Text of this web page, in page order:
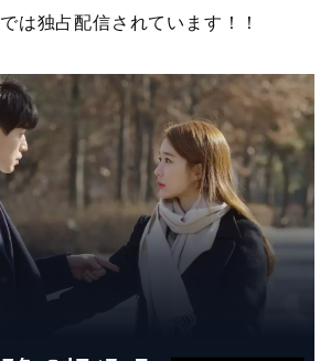
では独占配信されています！！